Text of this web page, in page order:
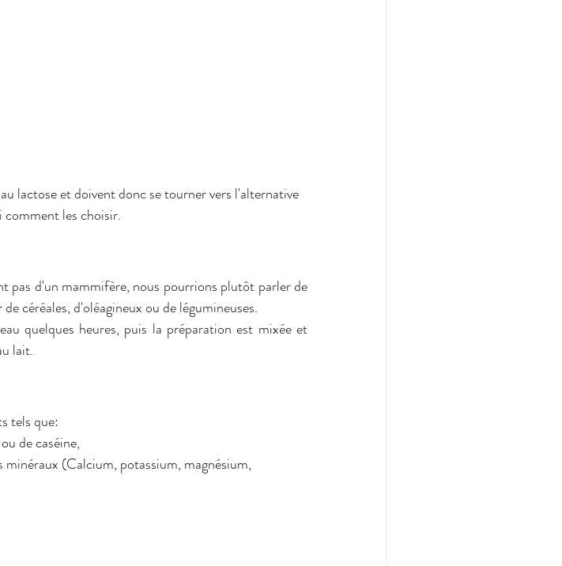
comment les choisir.
céréales, d'oléagineux ou de légumineuses.
quelques heures, puis la préparation est mixée et
lait.
tels que:
de caséine,
(Calcium, potassium, magnésium,